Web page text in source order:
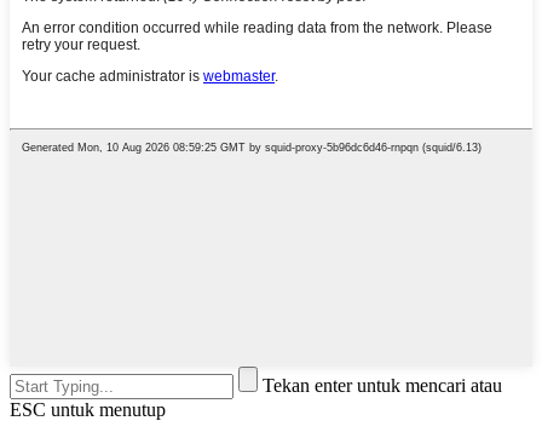
Tekan enter untuk mencari atau
ESC untuk menutup